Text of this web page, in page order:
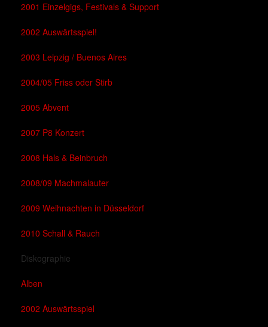
2001 Einzelgigs, Festivals & Support
2002 Auswärtsspiel!
2003 Leipzig / Buenos Aires
2004/05 Friss oder Stirb
2005 Abvent
2007 P8 Konzert
2008 Hals & Beinbruch
2008/09 Machmalauter
2009 Weihnachten in Düsseldorf
2010 Schall & Rauch
Diskographie
Alben
2002 Auswärtsspiel